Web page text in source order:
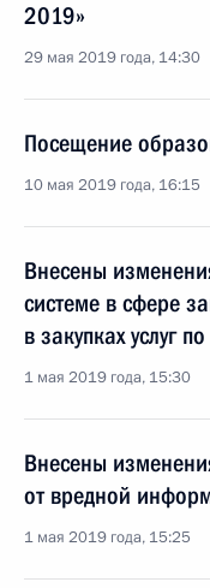
2019»
29 мая 2019 года, 14:30
Посещение
10 мая 2019 года, 16:15
Внесены
системе в сфере
в закупках услуг
1 мая 2019 года, 15:30
Внесены
от вредной
1 мая 2019 года, 15:25